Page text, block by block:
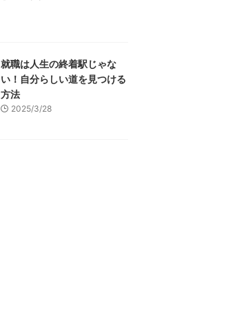
就職は人生の終着駅じゃな
い！自分らしい道を見つける
方法
2025/3/28